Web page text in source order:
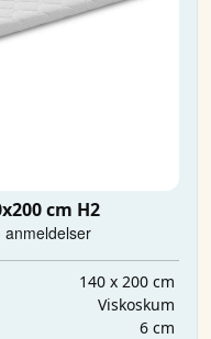
cm H2
140 x 200 cm
Viskoskum
6 cm